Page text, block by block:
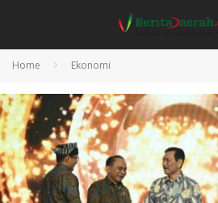
Home Ekonomi